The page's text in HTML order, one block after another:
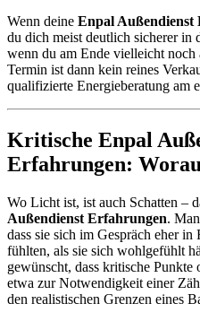
Wenn deine Enpal Außendienst
du dich meist deutlich sicherer in
wenn du am Ende vielleicht
Termin ist dann kein reines
qualifizierte Energieberatung am
Kritische Enpal
Erfahrungen:
Wo Licht ist, ist auch Schatten –
Außendienst Erfahrungen.
dass sie sich im Gespräch eher
fühlten, als sie sich wohlgefühlt
gewünscht, dass kritische Punkte
etwa zur Notwendigkeit einer
den realistischen Grenzen eines